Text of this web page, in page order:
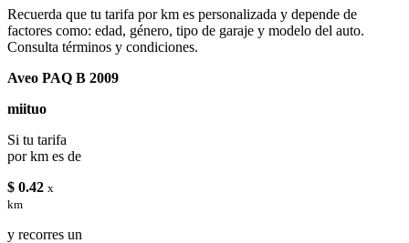
Recuerda que tu tarifa por km es personalizada y depende de
factores como: edad, género, tipo de garaje y modelo del auto.
Consulta términos y condiciones.
Aveo PAQ B 2009
miituo
Si tu tarifa
por km es de
$ 0.42 x
km
y recorres un